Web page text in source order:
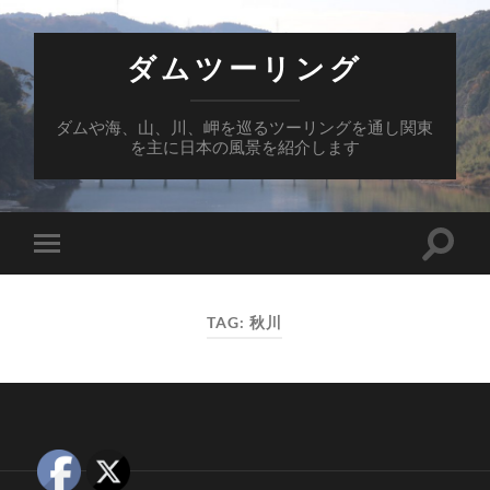
ダムツーリング
ダムや海、山、川、岬を巡るツーリングを通し関東
を主に日本の風景を紹介します
Toggle
mobile
Toggle
TAG:秋川